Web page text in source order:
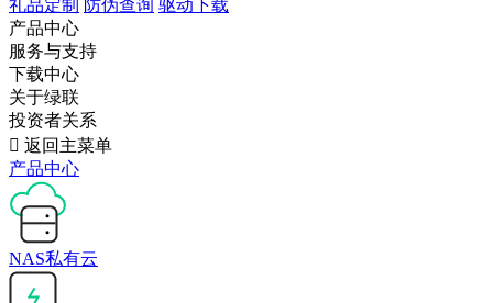
礼品定制 防伪查询 驱动下载
产品中心
服务与支持
下载中心
关于绿联
投资者关系
 返回主菜单
产品中心
NAS私有云